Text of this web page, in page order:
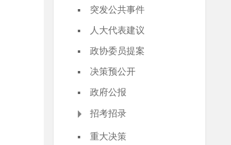
突发公共事件
人大代表建议
政协委员提案
决策预公开
政府公报
招考招录
重大决策